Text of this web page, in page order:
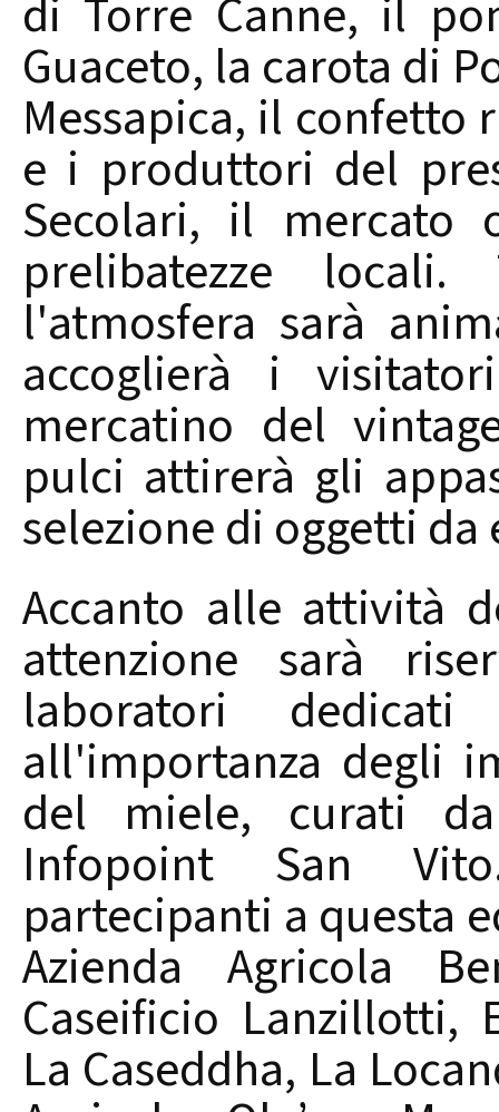
di Torre Canne, il
Guaceto, la carota di
Messapica, il confetto
e i produttori del
Secolari, il mercato
prelibatezze
l'atmosfera sarà
accoglierà i
mercatino del
pulci attirerà gli
selezione di oggetti da
Accanto alle attività
attenzione sarà
laboratori
all'importanza degli
del miele, curati
Infopoint San
partecipanti a questa
Azienda Agricola
Caseificio Lanzillotti,
La Caseddha, La